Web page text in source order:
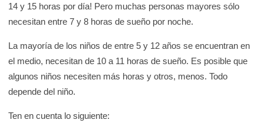
d
s
H
e
a
14 y 15 horas por día! Pero muchas personas mayores sólo
necesitan entre 7 y 8 horas de sueño por noche.
La mayoría de los niños de entre 5 y 12 años se encuentran en
el medio, necesitan de 10 a 11 horas de sueño. Es posible que
algunos niños necesiten más horas y otros, menos. Todo
depende del niño.
Ten en cuenta lo siguiente: